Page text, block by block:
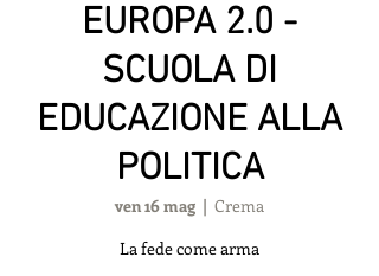
EUROPA 2.0 -
SCUOLA DI
EDUCAZIONE ALLA
POLITICA
ven 16 mag
  |
Crema
La fede come arma